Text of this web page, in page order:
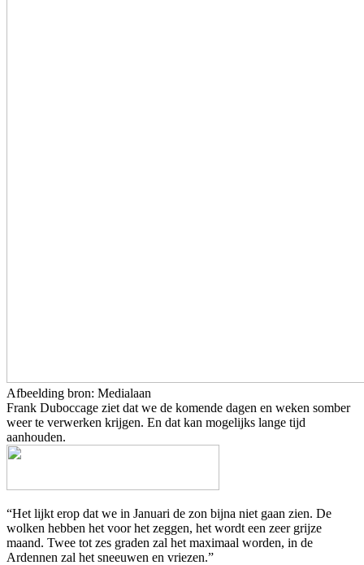
Afbeelding bron: Medialaan
Frank Duboccage ziet dat we de komende dagen en weken somber
weer te verwerken krijgen. En dat kan mogelijks lange tijd
aanhouden.
“Het lijkt erop dat we in Januari de zon bijna niet gaan zien. De
wolken hebben het voor het zeggen, het wordt een zeer grijze
maand. Twee tot zes graden zal het maximaal worden, in de
Ardennen zal het sneeuwen en vriezen.”